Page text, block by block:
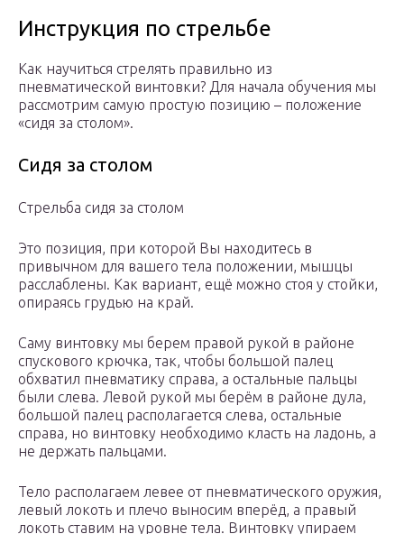
Инструкция по стрельбе
Как научиться стрелять правильно из
пневматической винтовки? Для начала обучения мы
рассмотрим самую простую позицию – положение
«сидя за столом».
Сидя за столом
Стрельба сидя за столом
Это позиция, при которой Вы находитесь в
привычном для вашего тела положении, мышцы
расслаблены. Как вариант, ещё можно стоя у стойки,
опираясь грудью на край.
Саму винтовку мы берем правой рукой в районе
спускового крючка, так, чтобы большой палец
обхватил пневматику справа, а остальные пальцы
были слева. Левой рукой мы берём в районе дула,
большой палец располагается слева, остальные
справа, но винтовку необходимо класть на ладонь, а
не держать пальцами.
Тело располагаем левее от пневматического оружия,
левый локоть и плечо выносим вперёд, а правый
локоть ставим на уровне тела. Винтовку упираем